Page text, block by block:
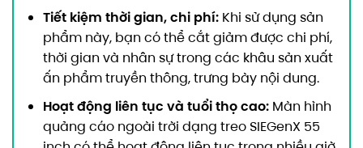
Tiết kiệm thời gian, chi phí:Khi sử dụng sản
phẩm này, bạn có thể cắt giảm được chi phí,
thời gian và nhân sự trong các khâu sản xuất
ấn phẩm truyền thông, trưng bày nội dung.
Hoạt động liên tục và tuổi thọ cao:Màn hình
quảng cáo ngoài trời dạng treo SIEGenX 55